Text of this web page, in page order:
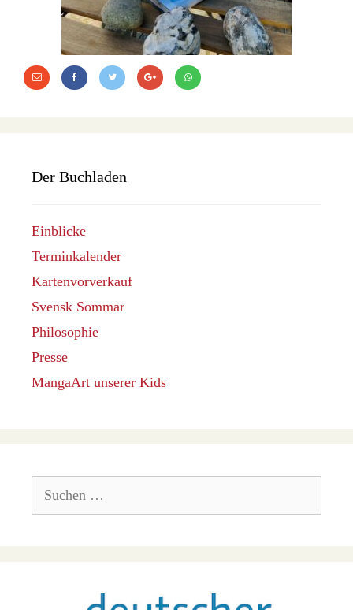
Der Buchladen
Einblicke
Terminkalender
Kartenvorverkauf
Svensk Sommar
Philosophie
Presse
MangaArt unserer Kids